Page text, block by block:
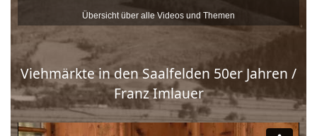
Übersicht über alle Videos und Themen
Viehmärkte in den Saalfelden 50er Jahren /
Franz Imlauer